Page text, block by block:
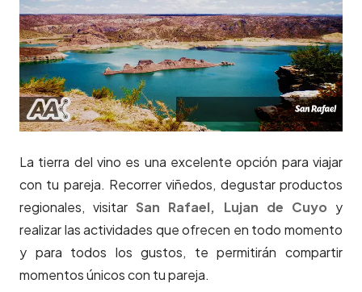
La tierra del vino es una excelente opción para viajar
con tu pareja. Recorrer viñedos, degustar productos
regionales, visitar San Rafael, Lujan de Cuyo y
realizar las actividades que ofrecen en todo momento
y para todos los gustos, te permitirán compartir
momentos únicos con tu pareja.